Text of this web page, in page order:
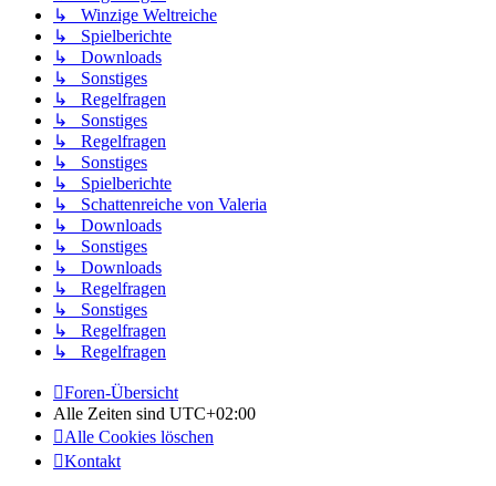
↳ Winzige Weltreiche
↳ Spielberichte
↳ Downloads
↳ Sonstiges
↳ Regelfragen
↳ Sonstiges
↳ Regelfragen
↳ Sonstiges
↳ Spielberichte
↳ Schattenreiche von Valeria
↳ Downloads
↳ Sonstiges
↳ Downloads
↳ Regelfragen
↳ Sonstiges
↳ Regelfragen
↳ Regelfragen
Foren-Übersicht
Alle Zeiten sind UTC+02:00
Alle Cookies löschen
Kontakt